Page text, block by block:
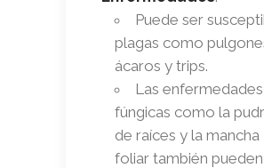
Puede ser
plagas como
ácaros y trips.
Las enfermedades
fúngicas como la
de raíces y la mancha
foliar también pueden